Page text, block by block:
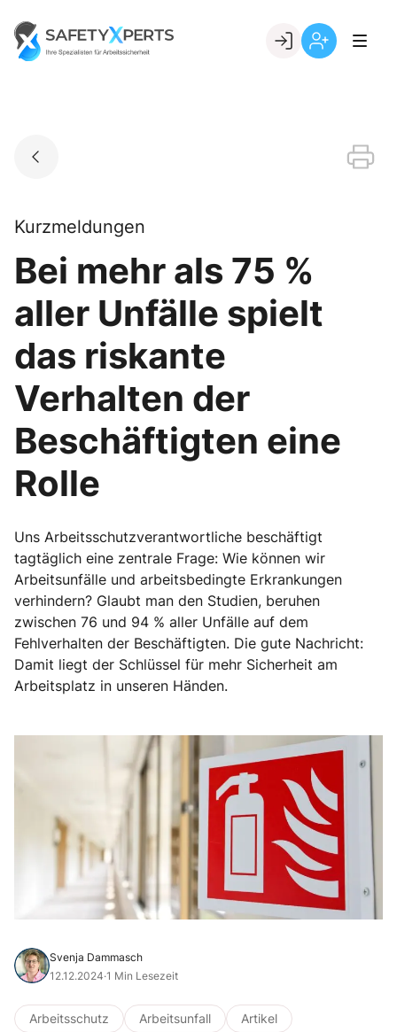
content
Go to landing page.
Kurzmeldungen
Bei mehr als 75 %
aller Unfälle spielt
das riskante
Verhalten der
Beschäftigten eine
Rolle
Uns Arbeitsschutzverantwortliche beschäftigt
tagtäglich eine zentrale Frage: Wie können wir
Arbeitsunfälle und arbeitsbedingte Erkrankungen
verhindern? Glaubt man den Studien, beruhen
zwischen 76 und 94 % aller Unfälle auf dem
Fehlverhalten der Beschäftigten. Die gute Nachricht:
Damit liegt der Schlüssel für mehr Sicherheit am
Arbeitsplatz in unseren Händen.
Svenja Dammasch
12.12.2024·1 Min Lesezeit
Arbeitsschutz Arbeitsunfall
Artikel